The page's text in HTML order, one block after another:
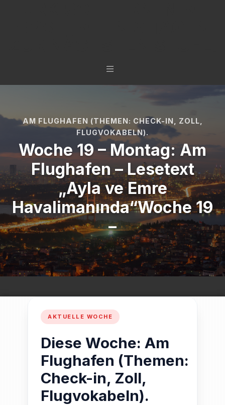
AM FLUGHAFEN (THEMEN: CHECK-IN, ZOLL,
FLUGVOKABELN).
Woche 19 – Montag: Am
Flughafen – Lesetext
„Ayla ve Emre
Havalimanında“Woche 19
–
Diese Woche: Am
Flughafen (Themen:
Check-in, Zoll,
Flugvokabeln).